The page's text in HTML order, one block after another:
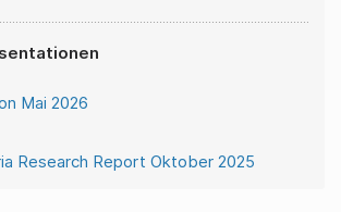
Mai 2026
Research Report Oktober 2025